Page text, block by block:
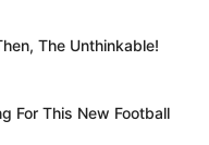
The Unthinkable!
For This New Football